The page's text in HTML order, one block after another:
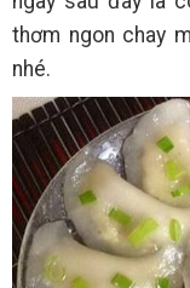
thơm ngon chay
nhé.